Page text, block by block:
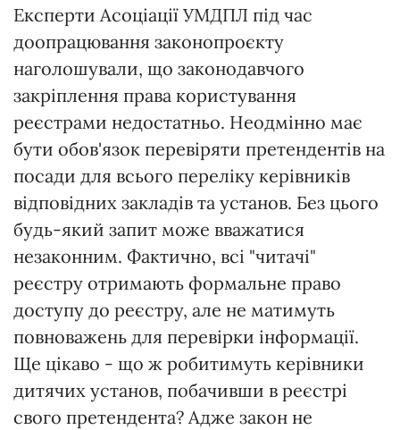
Експерти Асоціації УМДПЛ під час
доопрацювання законопроєкту
наголошували, що законодавчого
закріплення права користування
реєстрами недостатньо. Неодмінно має
бути обов'язок перевіряти претендентів на
посади для всього переліку керівників
відповідних закладів та установ. Без цього
будь-який запит може вважатися
незаконним. Фактично, всі "читачі"
реєстру отримають формальне право
доступу до реєстру, але не матимуть
повноважень для перевірки інформації.
Ще цікаво - що ж робитимуть керівники
дитячих установ, побачивши в реєстрі
свого претендента? Адже закон не